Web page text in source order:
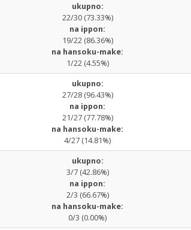
ukupno:
22/30 (73.33%)
na ippon:
19/22 (86.36%)
na hansoku-make:
1/22 (4.55%)
ukupno:
27/28 (96.43%)
na ippon:
21/27 (77.78%)
na hansoku-make:
4/27 (14.81%)
ukupno:
3/7 (42.86%)
na ippon:
2/3 (66.67%)
na hansoku-make:
0/3 (0.00%)